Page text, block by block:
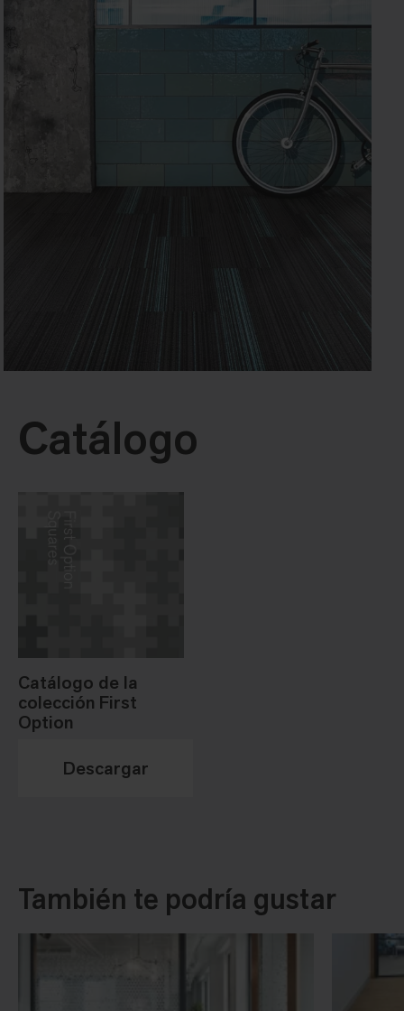
Catálogo
Catálogo de la
colección First
Option
Descargar
También te podría gustar